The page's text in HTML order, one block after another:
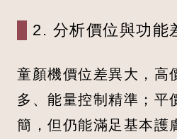
2. 分析價位與功能
童顏機價位差異大，高
多、能量控制精準；平
簡，但仍能滿足基本護